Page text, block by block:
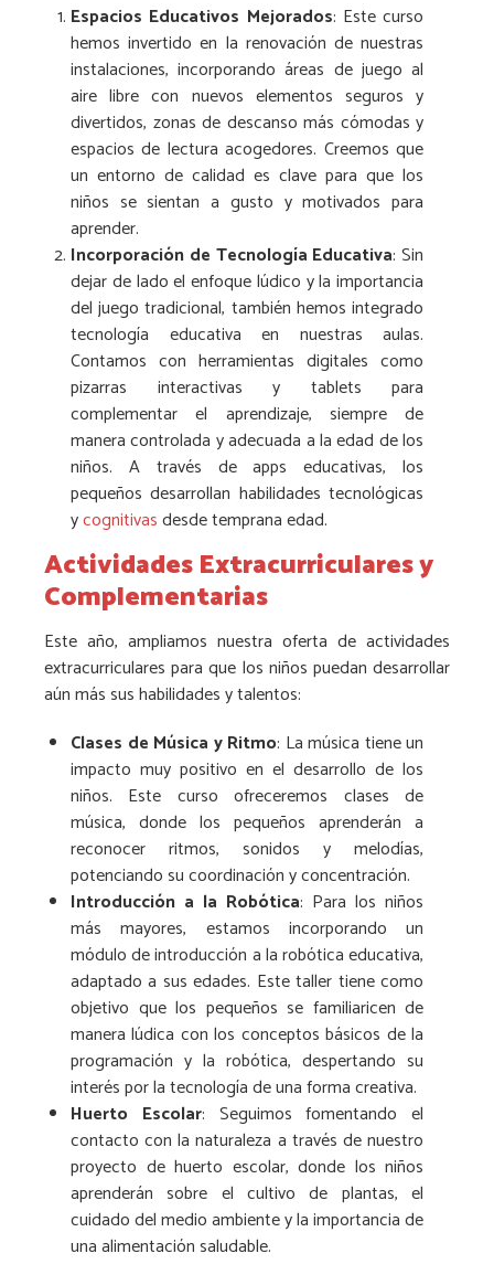
Espacios Educativos Mejorados: Este curso
hemos invertido en la renovación de nuestras
instalaciones, incorporando áreas de juego al
aire libre con nuevos elementos seguros y
divertidos, zonas de descanso más cómodas y
espacios de lectura acogedores. Creemos que
un entorno de calidad es clave para que los
niños se sientan a gusto y motivados para
aprender.
Incorporación de Tecnología Educativa: Sin
dejar de lado el enfoque lúdico y la importancia
del juego tradicional, también hemos integrado
tecnología educativa en nuestras aulas.
Contamos con herramientas digitales como
pizarras interactivas y tablets para
complementar el aprendizaje, siempre de
manera controlada y adecuada a la edad de los
niños. A través de apps educativas, los
pequeños desarrollan habilidades tecnológicas
ycognitivasdesde temprana edad.
Actividades Extracurriculares y
Complementarias
Este año, ampliamos nuestra oferta de actividades
extracurriculares para que los niños puedan desarrollar
aún más sus habilidades y talentos:
Clases de Música y Ritmo: La música tiene un
impacto muy positivo en el desarrollo de los
niños. Este curso ofreceremos clases de
música, donde los pequeños aprenderán a
reconocer ritmos, sonidos y melodías,
potenciando su coordinación y concentración.
Introducción a la Robótica: Para los niños
más mayores, estamos incorporando un
módulo de introducción a la robótica educativa,
adaptado a sus edades. Este taller tiene como
objetivo que los pequeños se familiaricen de
manera lúdica con los conceptos básicos de la
programación y la robótica, despertando su
interés por la tecnología de una forma creativa.
Huerto Escolar: Seguimos fomentando el
contacto con la naturaleza a través de nuestro
proyecto de huerto escolar, donde los niños
aprenderán sobre el cultivo de plantas, el
cuidado del medio ambiente y la importancia de
una alimentación saludable.